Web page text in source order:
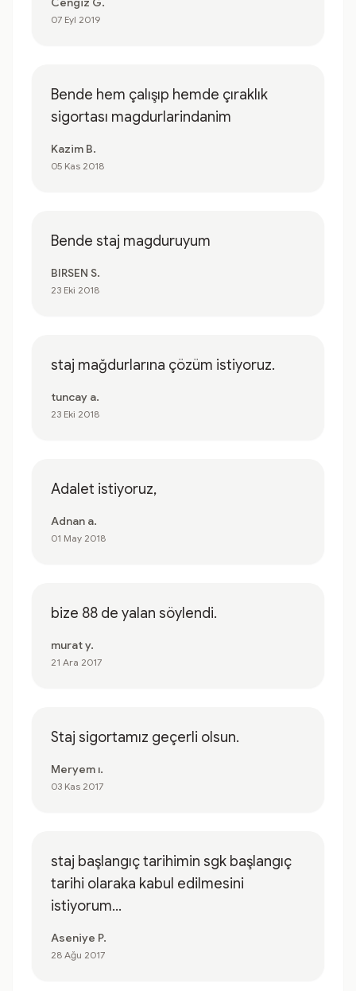
07 Eyl 2019
Bende hem çalışıp hemde çıraklık
sigortası magdurlarindanim
Kazim B.
05 Kas 2018
Bende staj magduruyum
BIRSEN S.
23 Eki 2018
staj mağdurlarına çözüm istiyoruz.
tuncay a.
23 Eki 2018
Adalet istiyoruz,
Adnan a.
01 May 2018
bize 88 de yalan söylendi.
murat y.
21 Ara 2017
Staj sigortamız geçerli olsun.
Meryem ı.
03 Kas 2017
staj başlangıç tarihimin sgk başlangıç
tarihi olaraka kabul edilmesini
istiyorum...
Aseniye P.
28 Ağu 2017